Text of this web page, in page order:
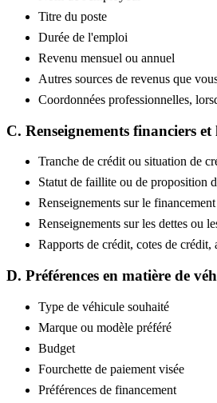
Titre du poste
Durée de l'emploi
Revenu mensuel ou annuel
Autres sources de revenus que
Coordonnées professionnelles,
C. Renseignements financiers
Tranche de crédit ou situation de
Statut de faillite ou de proposition
Renseignements sur le
Renseignements sur les dettes ou
Rapports de crédit, cotes de crédit,
D. Préférences en matière de
Type de véhicule souhaité
Marque ou modèle préféré
Budget
Fourchette de paiement visée
Préférences de financement